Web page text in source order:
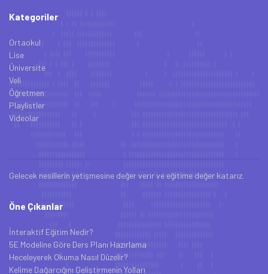
Kategoriler
Ortaokul
Lise
Üniversite
Veli
Öğretmen
Playlistler
Videolar
Gelecek nesillerin yetişmesine değer verir ve eğitime değer katarız.
Öne Çıkanlar
İnteraktif Eğitim Nedir?
5E Modeline Göre Ders Planı Hazırlama
Heceleyerek Okuma Nasıl Düzelir?
Kelime Dağarcığını Geliştirmenin Yolları